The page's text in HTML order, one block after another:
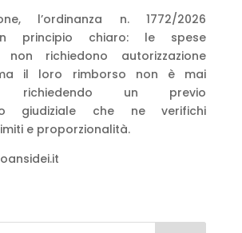
l’ordinanza n. 1772/2026
principio chiaro: le spese
non richiedono autorizzazione
il loro rimborso non è mai
richiedendo un previo
giudiziale che ne verifichi
e proporzionalità.